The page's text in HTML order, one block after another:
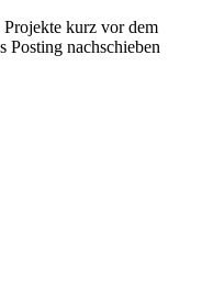
Projekte kurz vor dem
Posting nachschieben